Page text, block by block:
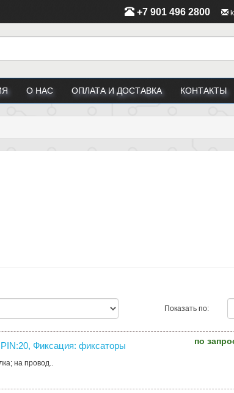
+7 901 496 2800
О НАС ОПЛАТА И ДОСТАВКА КОНТАКТЫ
Показать по:
Фиксация: фиксаторы
на провод..
по